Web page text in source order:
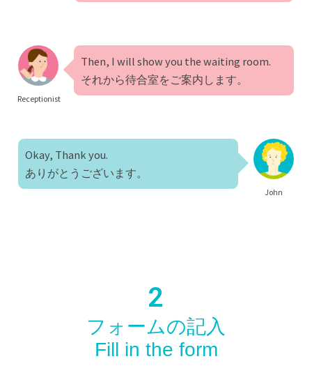
Receptionist
Then, I will show you the waiting room.
それから待合室をご案内します。
John
Okay, Thank you.
ありがとうございます。
2
フォームの記入
Fill in the form